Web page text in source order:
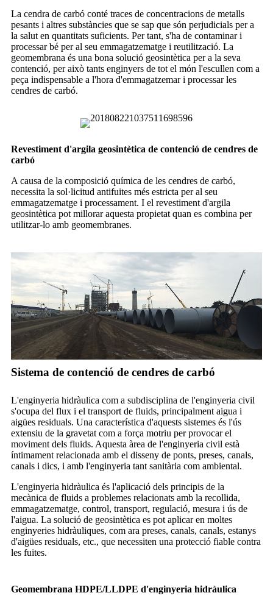
La cendra de carbó conté traces de concentracions de metalls
pesants i altres substàncies que se sap que són perjudicials per a
la salut en quantitats suficients. Per tant, s'ha de contaminar i
processar bé per al seu emmagatzematge i reutilització. La
geomembrana és una bona solució geosintètica per a la seva
contenció, per això tants enginyers de tot el món l'escullen com a
peça indispensable a l'hora d'emmagatzemar i processar les
cendres de carbó.
Revestiment d'argila geosintètica de contenció de cendres de
carbó
A causa de la composició química de les cendres de carbó,
necessita la sol·licitud antifuites més estricta per al seu
emmagatzematge i processament. I el revestiment d'argila
geosintètica pot millorar aquesta propietat quan es combina per
utilitzar-lo amb geomembranes.
Sistema de contenció de cendres de carbó
L'enginyeria hidràulica com a subdisciplina de l'enginyeria civil
s'ocupa del flux i el transport de fluids, principalment aigua i
aigües residuals. Una característica d'aquests sistemes és l'ús
extensiu de la gravetat com a força motriu per provocar el
moviment dels fluids. Aquesta àrea de l'enginyeria civil està
íntimament relacionada amb el disseny de ponts, preses, canals,
canals i dics, i amb l'enginyeria tant sanitària com ambiental.
L'enginyeria hidràulica és l'aplicació dels principis de la
mecànica de fluids a problemes relacionats amb la recollida,
emmagatzematge, control, transport, regulació, mesura i ús de
l'aigua. La solució de geosintètica es pot aplicar en moltes
enginyeries hidràuliques, com ara preses, canals, canals, estanys
d'aigües residuals, etc., que necessiten una protecció fiable contra
les fuites.
Geomembrana HDPE/LLDPE d'enginyeria hidràulica